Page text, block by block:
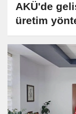
AKÜ'de
üretim